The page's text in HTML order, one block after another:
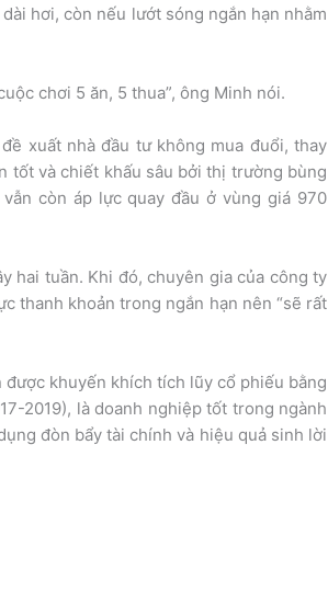
hơi, còn nếu lướt sóng ngắn hạn nhằm
chơi 5 ăn, 5 thua”, ông Minh nói.
xuất nhà đầu tư không mua đuổi, thay
tốt và chiết khấu sâu bởi thị trường bùng
còn áp lực quay đầu ở vùng giá 970
hai tuần. Khi đó, chuyên gia của công ty
thanh khoản trong ngắn hạn nên “sẽ rất
khuyến khích tích lũy cổ phiếu bằng
2019), là doanh nghiệp tốt trong ngành
đòn bẩy tài chính và hiệu quả sinh lời